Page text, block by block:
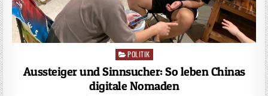
Posted
POLITIK
Aussteiger und Sinnsucher: So leben Chinas
digitale Nomaden